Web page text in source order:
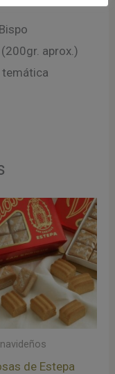
aprox.)
temática
de Estepa